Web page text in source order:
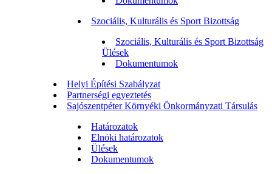
Szociális, Kulturális és Sport Bizottság
Szociális, Kulturális és Sport Bizottság
Ülések
Dokumentumok
Helyi Építési Szabályzat
Partnerségi egyeztetés
Sajószentpéter Környéki Önkormányzati Társulás
Határozatok
Elnöki határozatok
Ülések
Dokumentumok